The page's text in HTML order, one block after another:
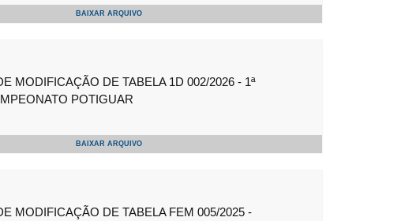
BAIXAR ARQUIVO
MODIFICAÇÃO DE TABELA 1D 002/2026 - 1ª
POTIGUAR
BAIXAR ARQUIVO
MODIFICAÇÃO DE TABELA FEM 005/2025 -